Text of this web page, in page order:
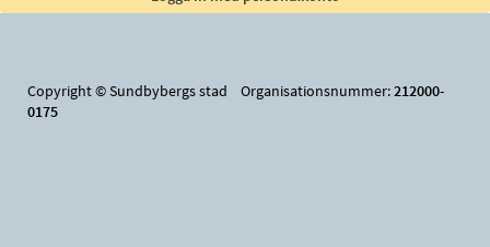
Copyright © Sundbybergs stad Organisationsnummer:212000-
0175